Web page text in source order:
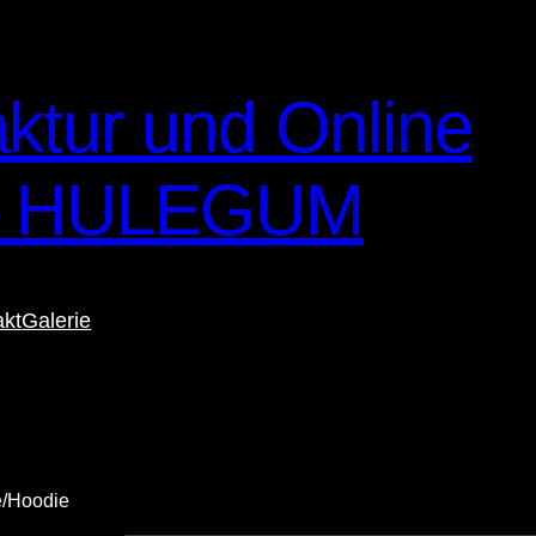
und Online
Galerie
Hoodie